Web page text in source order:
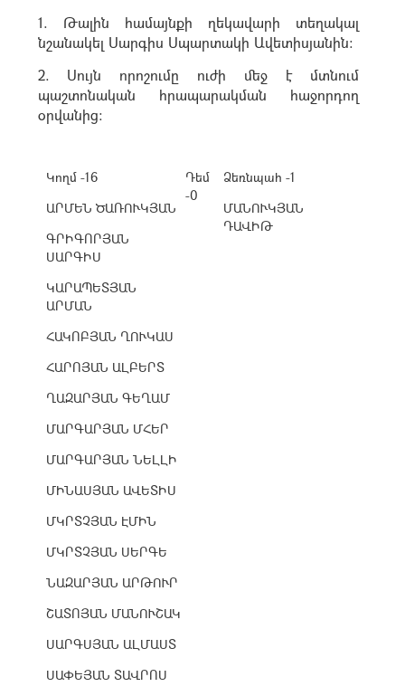
1. Թալին համայնքի ղեկավարի տեղակալ
նշանակել Սարգիս Սպարտակի Ավետիսյանին:
2. Սույն որոշումը ուժի մեջ է մտնում
պաշտոնական հրապարակման հաջորդող
օրվանից:
Կողմ -16
ԱՐՄԵՆ ԾԱՌՈՒԿՅԱՆ
ԳՐԻԳՈՐՅԱՆ
ՍԱՐԳԻՍ
ԿԱՐԱՊԵՏՅԱՆ
ԱՐՄԱՆ
ՀԱԿՈԲՅԱՆ ՂՈՒԿԱՍ
ՀԱՐՈՅԱՆ ԱԼԲԵՐՏ
ՂԱԶԱՐՅԱՆ ԳԵՂԱՄ
ՄԱՐԳԱՐՅԱՆ ՄՀԵՐ
ՄԱՐԳԱՐՅԱՆ ՆԵԼԼԻ
ՄԻՆԱՍՅԱՆ ԱՎԵՏԻՍ
ՄԿՐՏՉՅԱՆ ԷՄԻՆ
ՄԿՐՏՉՅԱՆ ՍԵՐԳԵ
ՆԱԶԱՐՅԱՆ ԱՐԹՈՒՐ
ՇԱՏՈՅԱՆ ՄԱՆՈՒՇԱԿ
ՍԱՐԳՍՅԱՆ ԱԼՄԱՍՏ
ՍԱՓԵՅԱՆ ՏԱՎՐՈՍ
Դեմ
-0
Ձեռնպահ -1
ՄԱՆՈՒԿՅԱՆ
ԴԱՎԻԹ